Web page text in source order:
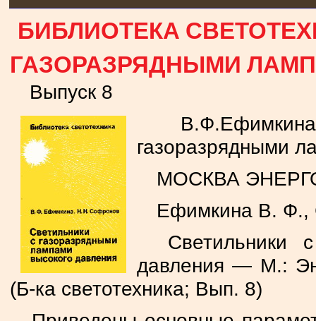
БИБЛИОТЕКА
ГАЗОРАЗРЯДНЫМИ
Выпуск 8
газоразрядными
МОСКВА
Ефимкина В.
Светильники
давления — М.:
(Б-ка светотехника; Вып. 8)